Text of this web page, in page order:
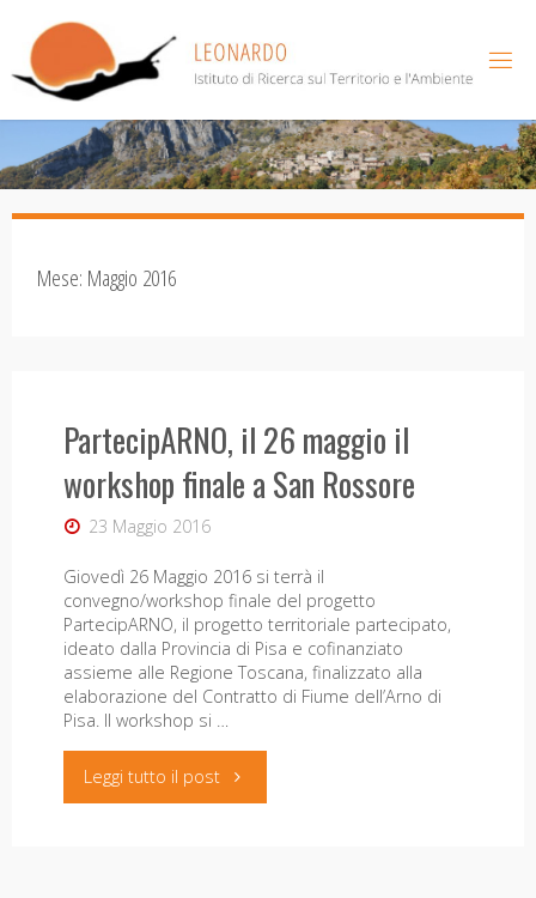
contenuto
Mese: Maggio 2016
PartecipARNO, il 26 maggio il
workshop finale a San Rossore
23 Maggio 2016
Giovedì 26 Maggio 2016 si terrà il
convegno/workshop finale del progetto
PartecipARNO, il progetto territoriale partecipato,
ideato dalla Provincia di Pisa e cofinanziato
assieme alle Regione Toscana, finalizzato alla
elaborazione del Contratto di Fiume dell’Arno di
Pisa. Il workshop si …
Leggi tutto il post"PartecipARNO,